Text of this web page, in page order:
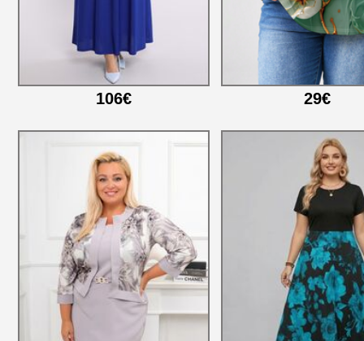
106€ 29€